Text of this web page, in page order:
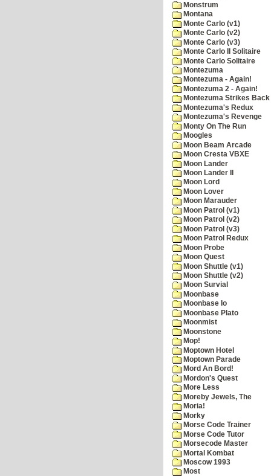
Monstrum
Montana
Monte Carlo (v1)
Monte Carlo (v2)
Monte Carlo (v3)
Monte Carlo II Solitaire
Monte Carlo Solitaire
Montezuma
Montezuma - Again!
Montezuma 2 - Again!
Montezuma Strikes Back
Montezuma's Redux
Montezuma's Revenge
Monty On The Run
Moogles
Moon Beam Arcade
Moon Cresta VBXE
Moon Lander
Moon Lander II
Moon Lord
Moon Lover
Moon Marauder
Moon Patrol (v1)
Moon Patrol (v2)
Moon Patrol (v3)
Moon Patrol Redux
Moon Probe
Moon Quest
Moon Shuttle (v1)
Moon Shuttle (v2)
Moon Survial
Moonbase
Moonbase Io
Moonbase Plato
Moonmist
Moonstone
Mop!
Moptown Hotel
Moptown Parade
Mord An Bord!
Mordon's Quest
More Less
Moreby Jewels, The
Moria!
Morky
Morse Code Trainer
Morse Code Tutor
Morsecode Master
Mortal Kombat
Moscow 1993
Most